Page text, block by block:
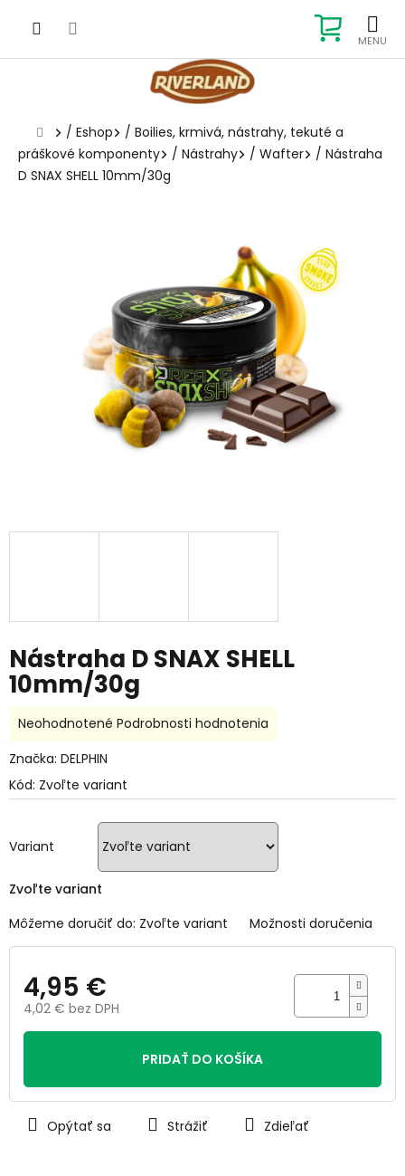
KOŠÍK
Domov
/ Eshop / Boilies, krmivá, nástrahy, tekuté a
práškové komponenty
/ Nástrahy / Wafter / Nástraha
D SNAX SHELL 10mm/30g
Nástraha D SNAX SHELL
10mm/30g
Kód: Zvoľte variant
Variant
Zvoľte variant
Môžeme doručiť do: Zvoľte variant Možnosti doručenia
4,95 €
4,02 € bez DPH
Jednotková
PRIDAŤ DO KOŠÍKA
Opýtať sa Strážiť Zdieľať
Priemerné
produktu
0,0
hviezdičiek.
Neohodnotené Podrobnosti hodnotenia
Značka: DELPHIN